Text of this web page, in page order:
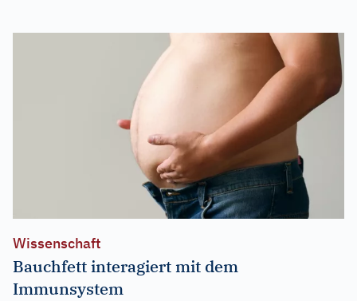
Wissenschaft
Bauchfett interagiert mit dem
Immunsystem